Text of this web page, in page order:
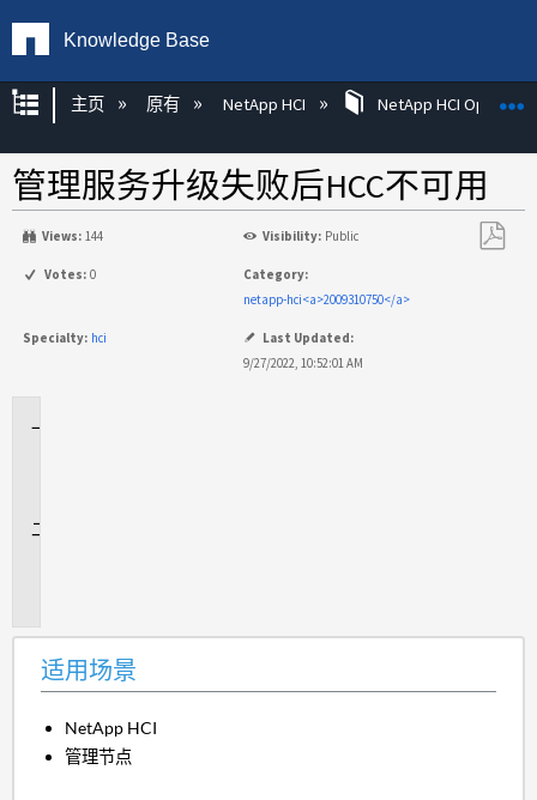
Knowledge Base
扩展/隐缩全局层次
主页 原有 NetApp HCI NetApp HCI
管理服务升级失败后HCC不可用
Views: 144 Visibility: Public
Votes: 0
Category:
netapp-hci<a>2009310750</a>
Specialty: hci
Last Updated:
9/27/2022, 10:52:01 AM
适用场景
NetApp HCI
管理节点